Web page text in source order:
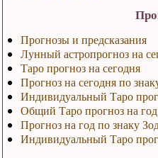
Прогнозы и предсказания
Лунный астропрогноз на
Таро прогноз на сегодня
Прогноз на сегодня по
Индивидуальный Таро
Общий Таро прогноз на год
Прогноз на год по знаку
Индивидуальный Таро